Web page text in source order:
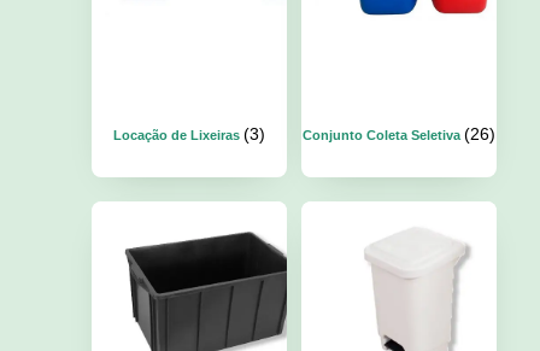
Locação de Lixeiras (3) Conjunto Coleta Seletiva (26)